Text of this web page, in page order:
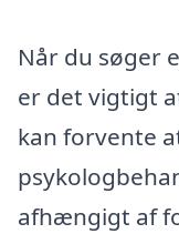
Når du søger
er det vigtigt
kan forvente
afhængigt af